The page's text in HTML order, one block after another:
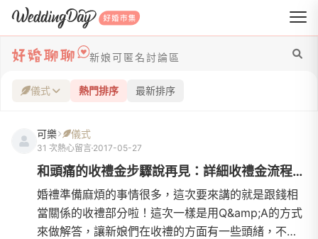
WeddingDay 好婚市集
新娘可匿名討論區
儀式 熱門排序 最新排序
可樂 儀式
31 次熱心留言 2017-05-27
和頭痛的收禮金步驟說再見：詳細收禮金流程圖+電子禮金簿說明
婚禮準備麻煩的事情很多，這次要來講的就是跟錢相
當關係的收禮部分啦！這次一樣是用Q&amp;A的方式
來做解答，讓新娘們在收禮的方面有一些頭緒，不過